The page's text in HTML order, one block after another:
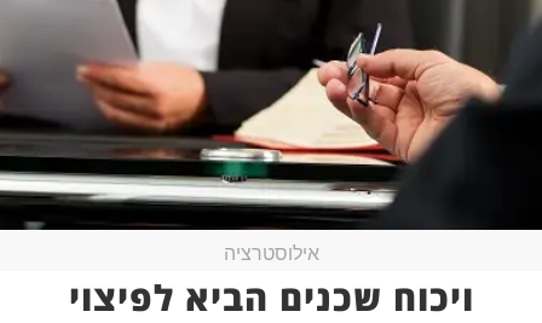
אילוסטרציה
ויכוח שכנים הביא לפיצוי